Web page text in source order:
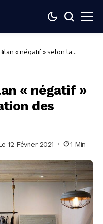
« négatif » selon la
« négatif »
des
12 Février 2021 1 Min